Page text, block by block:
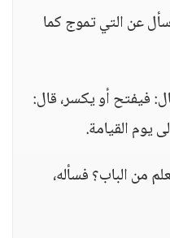
عن التي تموج كما
فيفتح أو يكسر، قال:
يوم القيامة.
من الباب؟ فسأله،